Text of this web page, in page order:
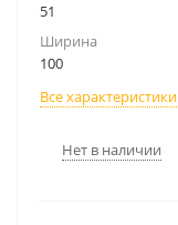
51
Ширина
100
Все характеристики
Нет в наличии